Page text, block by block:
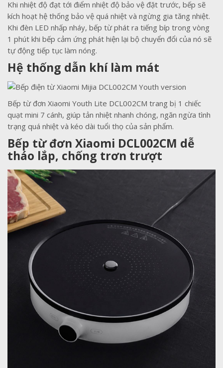
Khi nhiệt độ đạt tới điểm nhiệt độ bảo vệ đặt trước, bếp sẽ
kích hoạt hệ thống bảo vệ quá nhiệt và ngừng gia tăng nhiệt.
Khi đèn LED nhấp nháy, bếp từ phát ra tiếng bíp trong vòng
1 phút khi bếp cảm ứng phát hiện lại bộ chuyển đổi của nó sẽ
tự động tiếp tục làm nóng.
Hệ thống dẫn khí làm mát
Bếp từ đơn Xiaomi Youth Lite DCL002CM trang bị 1 chiếc
quạt mini 7 cánh, giúp tản nhiệt nhanh chóng, ngăn ngừa tình
trạng quá nhiệt và kéo dài tuổi thọ của sản phẩm.
Bếp từ đơn Xiaomi DCL002CM dễ
tháo lắp, chống trơn trượt